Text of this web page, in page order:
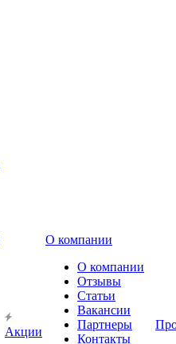
Акции
О компании
О компании
Отзывы
Статьи
Вакансии
Партнеры
Контакты